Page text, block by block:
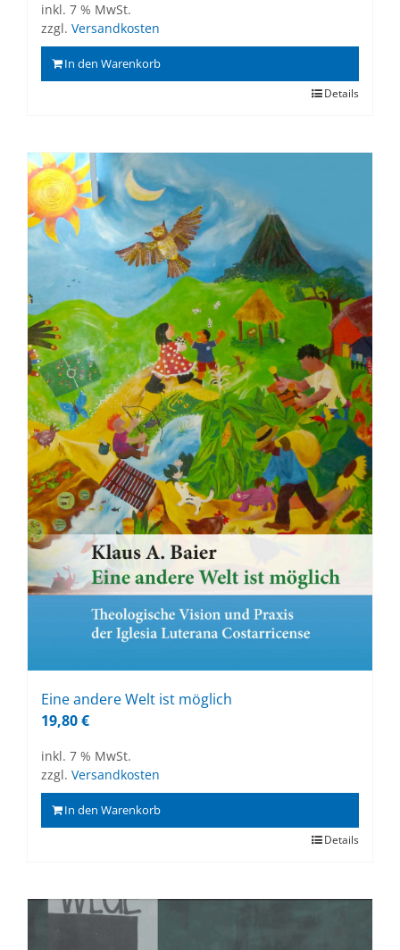
inkl. 7 % MwSt.
zzgl. Versandkosten
In den Warenkorb
Details
Eine an­de­re Welt ist mög­lich
19,80€
inkl. 7 % MwSt.
zzgl. Versandkosten
In den Warenkorb
Details